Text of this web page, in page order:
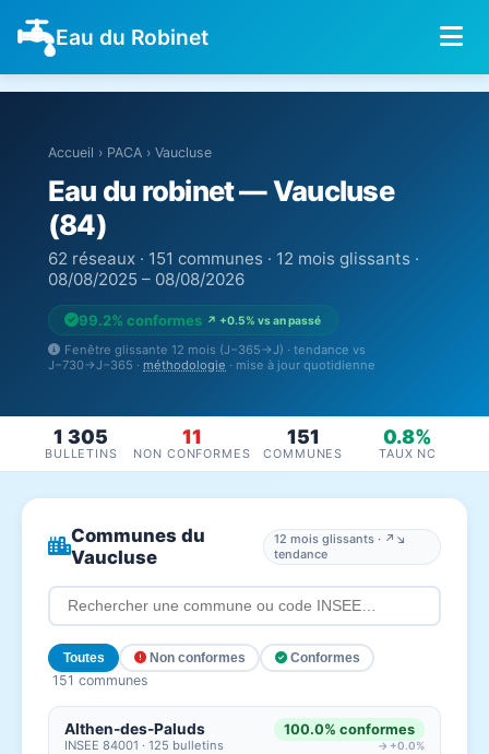
Eau du Robinet
Accueil › PACA › Vaucluse
Eau du robinet — Vaucluse
(84)
62 réseaux · 151 communes · 12 mois glissants ·
08/08/2025 – 08/08/2026
99.2% conformes ↗ +0.5% vs an passé
Fenêtre glissante 12 mois (J−365→J) · tendance vs
J−730→J−365 · méthodologie · mise à jour quotidienne
1 305
BULLETINS
11
NON CONFORMES
151
COMMUNES
0.8%
TAUX NC
Communes du
Vaucluse
12 mois glissants · ↗↘
tendance
Toutes Non conformes Conformes
151 communes
Althen-des-Paluds
INSEE 84001 · 125 bulletins
100.0% conformes
→ +0.0%